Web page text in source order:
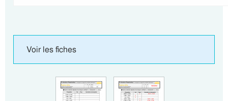
Voir les fiches